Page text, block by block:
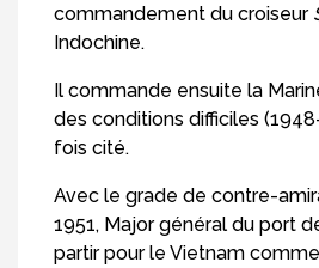
commandement du croiseur
Indochine.
Il commande ensuite la
des conditions difficiles
fois cité.
Avec le grade de contre-
1951, Major général du port
partir pour le Vietnam